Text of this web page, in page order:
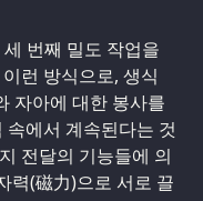
번째 밀도 작업을
런 방식으로, 생식
자아에 대한 봉사를
에서 계속된다는 것
전달의 기능들에 의
력(磁力)으로 서로 끌